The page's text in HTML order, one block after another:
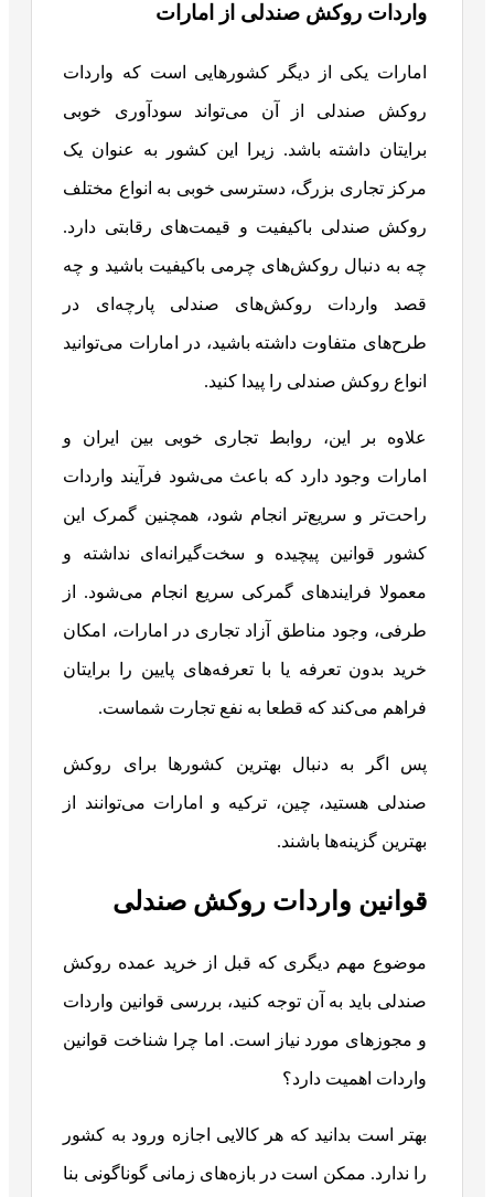
واردات روکش صندلی از امارات
امارات یکی از دیگر کشورهایی است که واردات
روکش صندلی از آن می‌تواند سودآوری خوبی
برایتان داشته باشد. زیرا این کشور به عنوان یک
مرکز تجاری بزرگ، دسترسی خوبی به انواع مختلف
روکش صندلی باکیفیت و قیمت‌های رقابتی دارد.
چه به دنبال روکش‌های چرمی باکیفیت باشید و چه
قصد واردات روکش‌های صندلی پارچه‌ای در
طرح‎‌های متفاوت داشته باشید، در امارات می‌توانید
انواع روکش صندلی را پیدا کنید.
علاوه بر این، روابط تجاری خوبی بین ایران و
امارات وجود دارد که باعث می‌شود فرآیند واردات
راحت‌تر و سریع‌تر انجام شود، همچنین گمرک این
کشور قوانین پیچیده و سخت‌گیرانه‌ای نداشته و
معمولا فرایندهای گمرکی سریع انجام می‌شود. از
طرفی، وجود مناطق آزاد تجاری در امارات، امکان
خرید بدون تعرفه یا با تعرفه‌های پایین را برایتان
فراهم می‌کند که قطعا به نفع تجارت شماست.
پس اگر به دنبال بهترین کشورها برای روکش
صندلی هستید، چین، ترکیه و امارات می‌توانند از
بهترین گزینه‌ها باشند.
قوانین واردات روکش صندلی
موضوع مهم دیگری که قبل از خرید عمده روکش
صندلی باید به آن توجه کنید، بررسی قوانین واردات
و مجوزهای مورد نیاز است. اما چرا شناخت قوانین
واردات اهمیت دارد؟
بهتر است بدانید که هر کالایی اجازه ورود به کشور
را ندارد. ممکن است در بازه‌های زمانی گوناگونی بنا